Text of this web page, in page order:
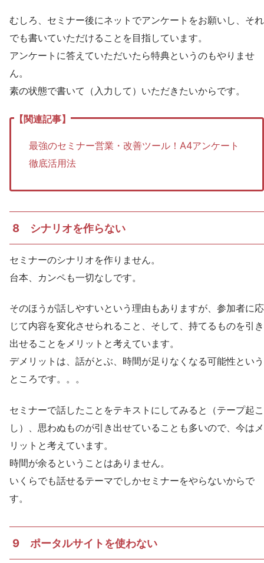
むしろ、セミナー後にネットでアンケートをお願いし、それ
でも書いていただけることを目指しています。
アンケートに答えていただいたら特典というのもやりませ
ん。
素の状態で書いて（入力して）いただきたいからです。
最強のセミナー営業・改善ツール！A4アンケート
徹底活用法
8 シナリオを作らない
セミナーのシナリオを作りません。
台本、カンペも一切なしです。
そのほうが話しやすいという理由もありますが、参加者に応
じて内容を変化させられること、そして、持てるものを引き
出せることをメリットと考えています。
デメリットは、話がとぶ、時間が足りなくなる可能性という
ところです。。。
セミナーで話したことをテキストにしてみると（テープ起こ
し）、思わぬものが引き出せていることも多いので、今はメ
リットと考えています。
時間が余るということはありません。
いくらでも話せるテーマでしかセミナーをやらないからで
す。
9 ポータルサイトを使わない